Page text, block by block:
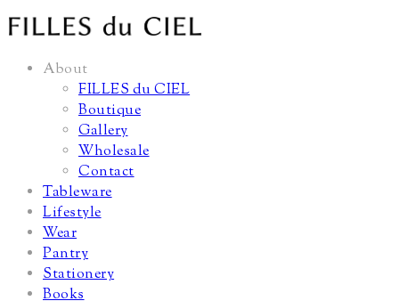
About
FILLES du CIEL
Boutique
Gallery
Wholesale
Contact
Tableware
Lifestyle
Wear
Pantry
Stationery
Books